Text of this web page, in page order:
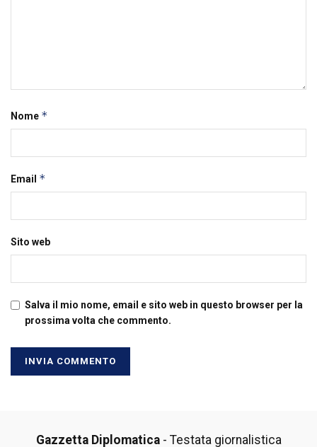
Nome *
Email *
Sito web
Salva il mio nome, email e sito web in questo browser per la
prossima volta che commento.
Gazzetta Diplomatica- Testata giornalistica